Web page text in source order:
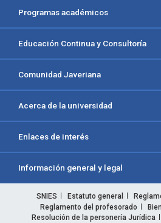
Programas académicos
Educación Continua y Consultoría
Comunidad Javeriana
Acerca de la universidad
Enlaces de interés
Información general y legal
SNIES Estatuto general
Reglamento del profesorado
Resolución de la personería Jurídica